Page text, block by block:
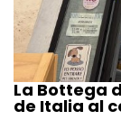
La Bottega
de Italia al